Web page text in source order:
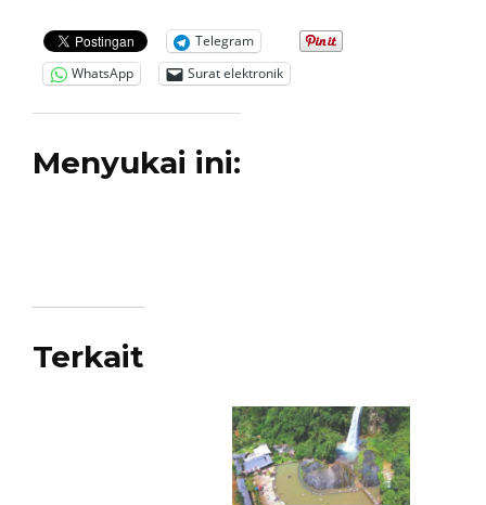
Telegram
WhatsApp
Surat elektronik
Menyukai ini:
Terkait